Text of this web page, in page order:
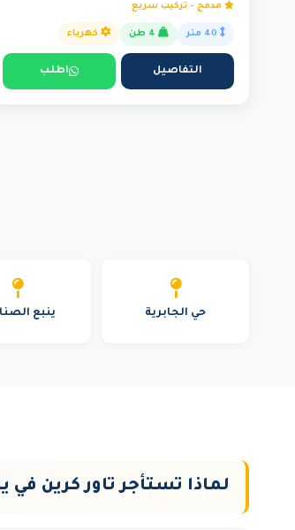
مدمج - تركيب سريع
كهرباء
التفاصيل اطلب
حي الجابرية ينبع
لماذا تستأجر تاور كرين